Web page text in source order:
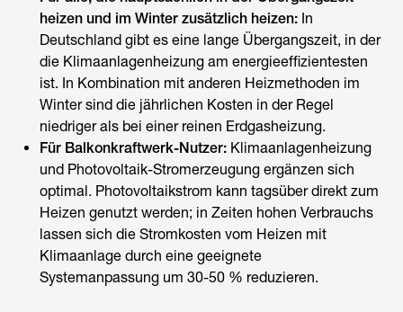
heizen und im Winter zusätzlich heizen: In
Deutschland gibt es eine lange Übergangszeit, in der
die Klimaanlagenheizung am energieeffizientesten
ist. In Kombination mit anderen Heizmethoden im
Winter sind die jährlichen Kosten in der Regel
niedriger als bei einer reinen Erdgasheizung.
Für Balkonkraftwerk-Nutzer: Klimaanlagenheizung
und Photovoltaik-Stromerzeugung ergänzen sich
optimal. Photovoltaikstrom kann tagsüber direkt zum
Heizen genutzt werden; in Zeiten hohen Verbrauchs
lassen sich die Stromkosten vom Heizen mit
Klimaanlage durch eine geeignete
Systemanpassung um 30-50 % reduzieren.